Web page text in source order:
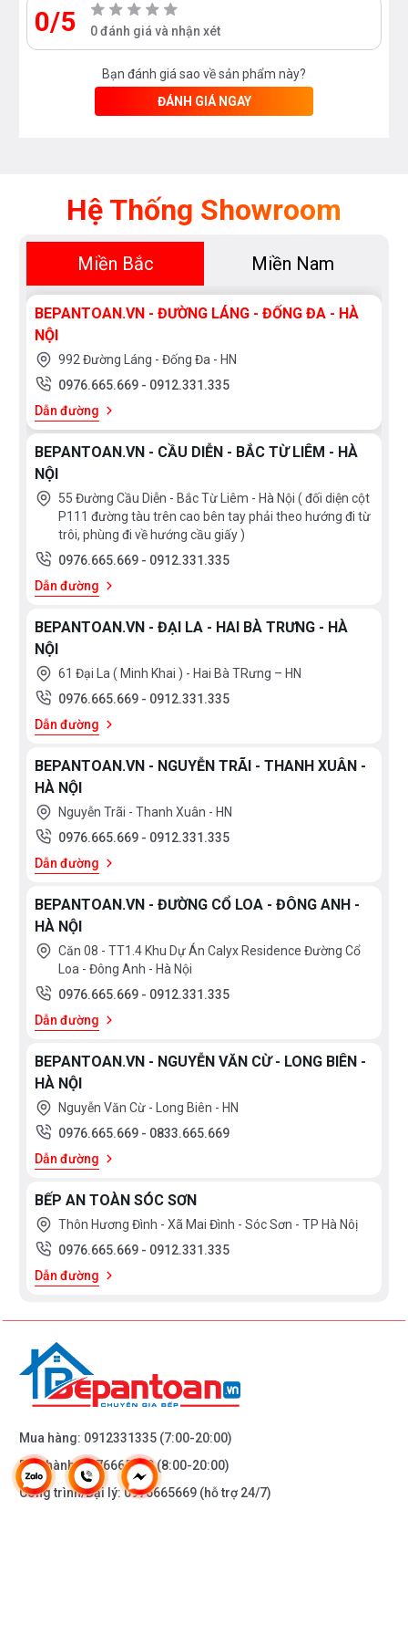
0/5 0 đánh giá và nhận xét
Bạn đánh giá sao về sản phẩm này?
ĐÁNH GIÁ NGAY
Hệ Thống Showroom
Miền Bắc Miền Nam
BEPANTOAN.VN - ĐƯỜNG LÁNG - ĐỐNG ĐA - HÀ
NỘI
992 Đường Láng - Đống Đa - HN
0976.665.669 - 0912.331.335
Dẫn đường
BEPANTOAN.VN - CẦU DIỄN - BẮC TỪ LIÊM - HÀ
NỘI
55 Đường Cầu Diễn - Bắc Từ Liêm - Hà Nội ( đối diện cột
P111 đường tàu trên cao bên tay phải theo hướng đi từ
trôi, phùng đi về hướng cầu giấy )
0976.665.669 - 0912.331.335
Dẫn đường
BEPANTOAN.VN - ĐẠI LA - HAI BÀ TRƯNG - HÀ
NỘI
61 Đại La ( Minh Khai ) - Hai Bà TRưng – HN
0976.665.669 - 0912.331.335
Dẫn đường
BEPANTOAN.VN - NGUYỄN TRÃI - THANH XUÂN -
HÀ NỘI
Nguyễn Trãi - Thanh Xuân - HN
0976.665.669 - 0912.331.335
Dẫn đường
BEPANTOAN.VN - ĐƯỜNG CỔ LOA - ĐÔNG ANH -
HÀ NỘI
Căn 08 - TT1.4 Khu Dự Án Calyx Residence Đường Cổ
Loa - Đông Anh - Hà Nội
0976.665.669 - 0912.331.335
Dẫn đường
BEPANTOAN.VN - NGUYỄN VĂN CỪ - LONG BIÊN -
HÀ NỘI
Nguyễn Văn Cừ - Long Biên - HN
0976.665.669 - 0833.665.669
Dẫn đường
BẾP AN TOÀN SÓC SƠN
Thôn Hương Đình - Xã Mai Đình - Sóc Sơn - TP Hà Nôị
0976.665.669 - 0912.331.335
Dẫn đường
Mua hàng: 0912331335 (7:00-20:00)
Bảo hành:0976665669(8:00-20:00)
Công trình/Đại lý:0976665669 (hỗ trợ 24/7)